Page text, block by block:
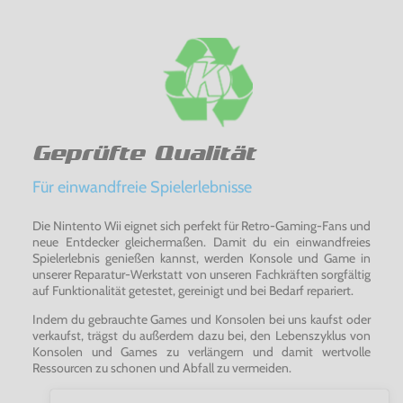
Geprüfte Qualität
Für einwandfreie Spielerlebnisse
Die Nintento Wii eignet sich perfekt für Retro-Gaming-Fans und
neue Entdecker gleichermaßen. Damit du ein einwandfreies
Spielerlebnis genießen kannst, werden Konsole und Game in
unserer Reparatur-Werkstatt von unseren Fachkräften sorgfältig
auf Funktionalität getestet, gereinigt und bei Bedarf repariert.
Indem du gebrauchte Games und Konsolen bei uns kaufst oder
verkaufst, trägst du außerdem dazu bei, den Lebenszyklus von
Konsolen und Games zu verlängern und damit wertvolle
Ressourcen zu schonen und Abfall zu vermeiden.